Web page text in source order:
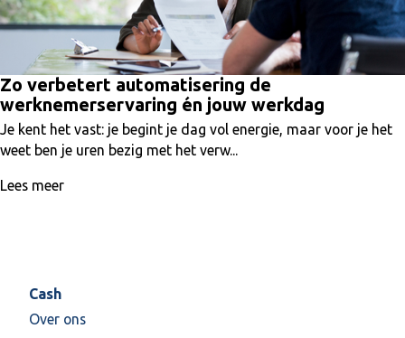
Zo verbetert automatisering de
werknemerservaring én jouw werkdag
Je kent het vast: je begint je dag vol energie, maar voor je het
weet ben je uren bezig met het verw...
Lees meer
Cash
Over ons